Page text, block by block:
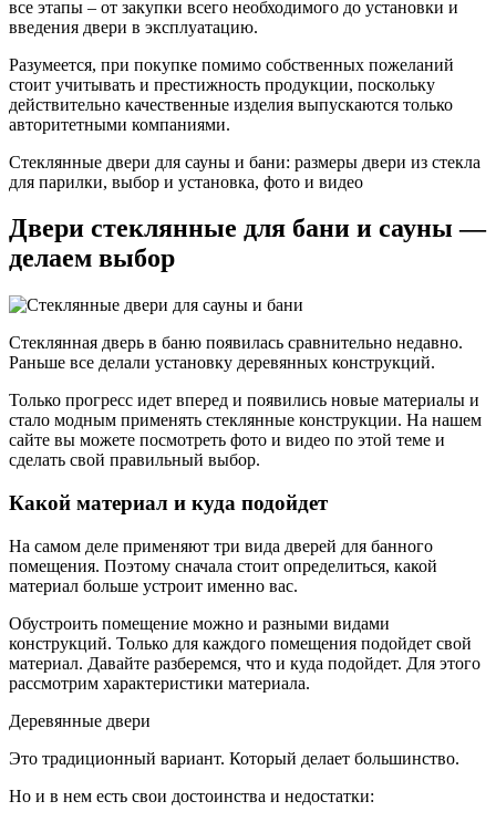
все этапы – от закупки всего необходимого до установки и
введения двери в эксплуатацию.
Разумеется, при покупке помимо собственных пожеланий
стоит учитывать и престижность продукции, поскольку
действительно качественные изделия выпускаются только
авторитетными компаниями.
Стеклянные двери для сауны и бани: размеры двери из стекла
для парилки, выбор и установка, фото и видео
Двери стеклянные для бани и сауны —
делаем выбор
Стеклянная дверь в баню появилась сравнительно недавно.
Раньше все делали установку деревянных конструкций.
Только прогресс идет вперед и появились новые материалы и
стало модным применять стеклянные конструкции. На нашем
сайте вы можете посмотреть фото и видео по этой теме и
сделать свой правильный выбор.
Какой материал и куда подойдет
На самом деле применяют три вида дверей для банного
помещения. Поэтому сначала стоит определиться, какой
материал больше устроит именно вас.
Обустроить помещение можно и разными видами
конструкций. Только для каждого помещения подойдет свой
материал. Давайте разберемся, что и куда подойдет. Для этого
рассмотрим характеристики материала.
Деревянные двери
Это традиционный вариант. Который делает большинство.
Но и в нем есть свои достоинства и недостатки: